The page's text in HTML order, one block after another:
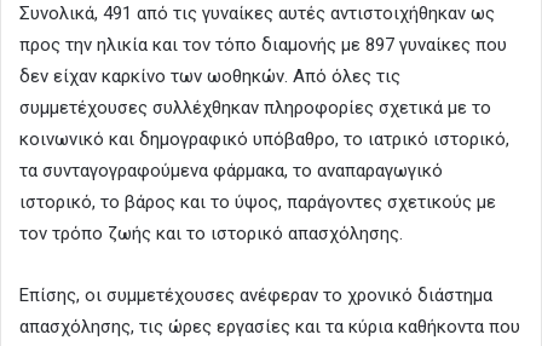
Συνολικά, 491 από τις γυναίκες αυτές αντιστοιχήθηκαν ως
προς την ηλικία και τον τόπο διαμονής με 897 γυναίκες που
δεν είχαν καρκίνο των ωοθηκών. Από όλες τις
συμμετέχουσες συλλέχθηκαν πληροφορίες σχετικά με το
κοινωνικό και δημογραφικό υπόβαθρο, το ιατρικό ιστορικό,
τα συνταγογραφούμενα φάρμακα, το αναπαραγωγικό
ιστορικό, το βάρος και το ύψος, παράγοντες σχετικούς με
τον τρόπο ζωής και το ιστορικό απασχόλησης.
Επίσης, οι συμμετέχουσες ανέφεραν το χρονικό διάστημα
απασχόλησης, τις ώρες εργασίες και τα κύρια καθήκοντα που